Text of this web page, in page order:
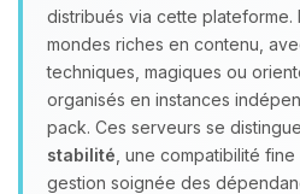
distribués via cette plateforme.
mondes riches en contenu,
techniques, magiques ou
organisés en instances
pack. Ces serveurs se
stabilité , une compatibilité
gestion soignée des
Youpi, enfin
parler ! Moi c’est
assistant
tu as besoin et je
petits circuits pour
06/08/2026 à 13:30